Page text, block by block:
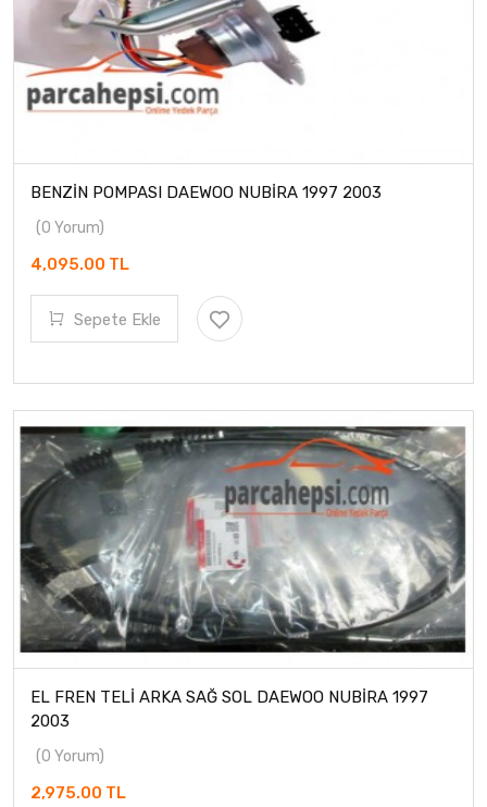
BENZİN POMPASI DAEWOO NUBİRA 1997 2003
(0 Yorum)
4,095.00 TL
Sepete Ekle
EL FREN TELİ ARKA SAĞ SOL DAEWOO NUBİRA 1997
2003
(0 Yorum)
2,975.00 TL